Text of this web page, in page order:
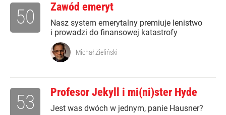
Zawód emeryt
Nasz system emerytalny premiuje lenistwo
i prowadzi do finansowej katastrofy
50
Michał Zieliński
Profesor Jekyll i mi(ni)ster Hyde
Jest was dwóch w jednym, panie Hausner?
53